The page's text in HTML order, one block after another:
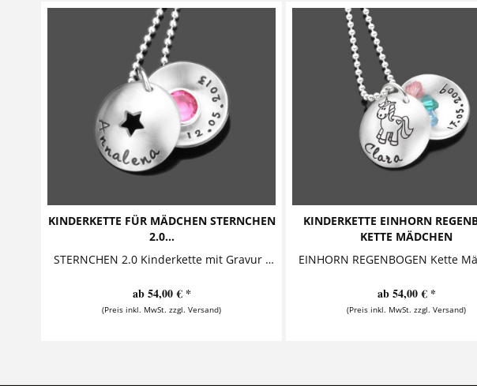
KINDERKETTE FÜR MÄDCHEN STERNCHEN
2.0...
STERNCHEN 2.0 Kinderkette mit Gravur Diese bezaubernde Kinderkette mit Gravur aus 925 Sterling Silber besteht aus einem personalisierten...
ab 54,00 € *
(Preis inkl. MwSt. zzgl. Versand)
KINDERKETTE EINHORN
KETTE MÄDCHEN
ab 54,00 € *
(Preis inkl. MwSt. zzgl. Versand)